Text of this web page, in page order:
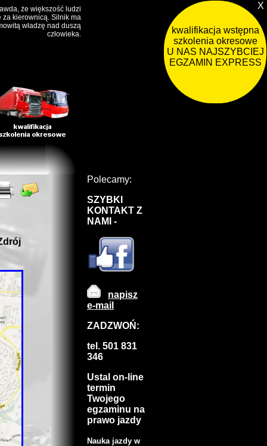
X
kwalifikacja wstępna
szkolenia okresowe
U NAS NAJSZYBCIEJ
EGZAMIN EXPRESS
że większość ludzi
za kierownicą. Silnik ma
władzę nad duszą
człowieka.
Polecamy:
SZYBKI
KONTAKT Z
NAMI -
napisz
e-mail
ZADZWOŃ:
tel. 501 831
346
Ustal on-line
termin
Twojego
egzaminu na
prawo jazdy
Nauka jazdy w